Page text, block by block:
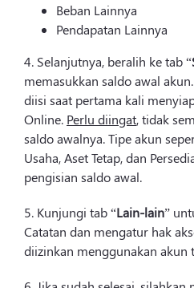
Beban Lainnya
Pendapatan Lainnya
4. Selanjutnya, beralih ke tab “
memasukkan saldo awal
diisi saat pertama kali
Online. Perlu diingat, tidak
saldo awalnya. Tipe akun
Usaha, Aset Tetap, dan
pengisian saldo awal.
5. Kunjungi tab “Lain-lain”
Catatan dan mengatur hak
diizinkan menggunakan akun